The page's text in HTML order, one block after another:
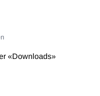
«Downloads»